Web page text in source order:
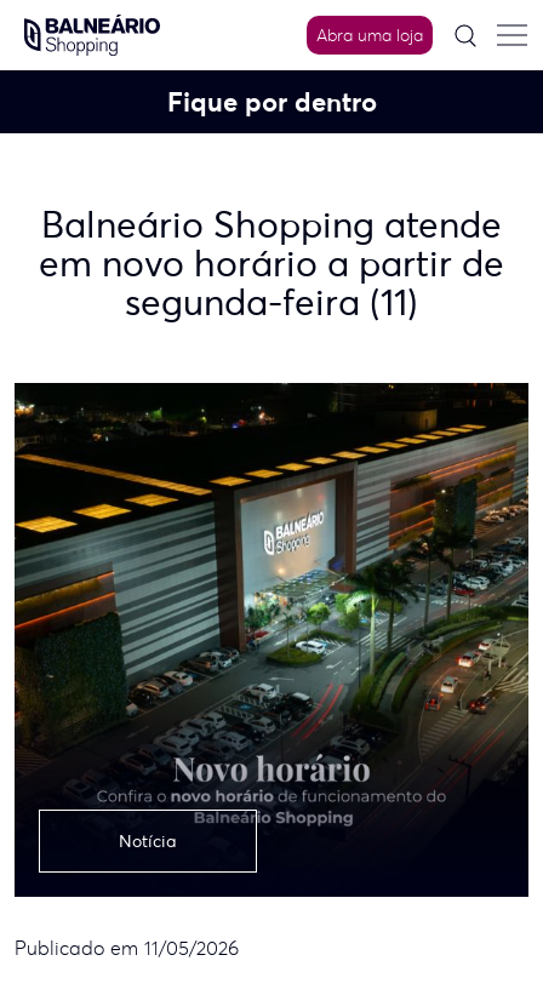
content
Abra uma loja
Fique por dentro
Balneário Shopping atende
em novo horário a partir de
segunda-feira (11)
Notícia
Publicado em 11/05/2026